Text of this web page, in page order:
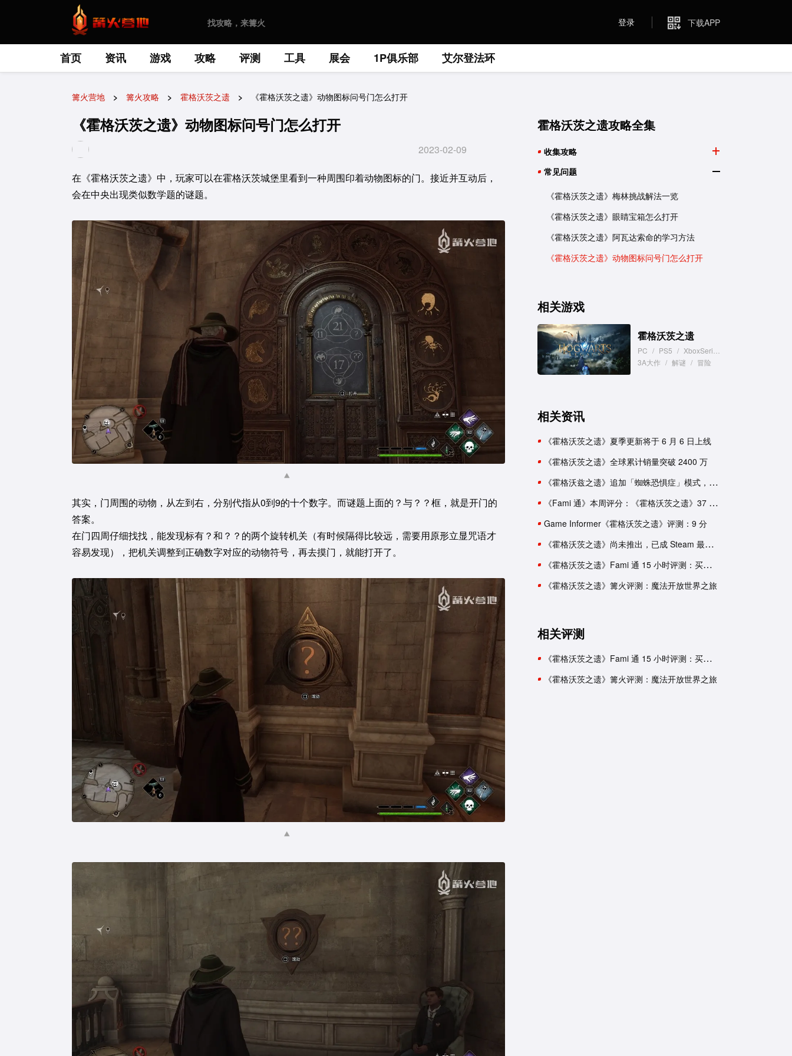
登录 下载APP
首页 资讯 游戏 攻略 评测 工具 展会 1P俱乐部 艾尔登法环
篝火营地 篝火攻略 霍格沃茨之遗 《霍格沃茨之遗》动物图标问号门怎么打开
《霍格沃茨之遗》动物图标问号门怎么打开
2023-02-09
在《霍格沃茨之遗》中，玩家可以在霍格沃茨城堡里看到一种周围印着动物图标的门。接近并互动后，
会在中央出现类似数学题的谜题。
其实，门周围的动物，从左到右，分别代指从0到9的十个数字。而谜题上面的？与？？框，就是开门的
答案。
在门四周仔细找找，能发现标有？和？？的两个旋转机关（有时候隔得比较远，需要用原形立显咒语才
容易发现），把机关调整到正确数字对应的动物符号，再去摸门，就能打开了。
霍格沃茨之遗攻略全集
收集攻略
常见问题
《霍格沃茨之遗》梅林挑战解法一览
《霍格沃茨之遗》眼睛宝箱怎么打开
《霍格沃茨之遗》阿瓦达索命的学习方法
《霍格沃茨之遗》动物图标问号门怎么打开
相关游戏
霍格沃茨之遗
PC / PS5 / XboxSeries
3A大作 / 解谜 / 冒险
相关资讯
《霍格沃茨之遗》夏季更新将于 6 月 6 日上线
《霍格沃茨之遗》全球累计销量突破 2400 万
《霍格沃兹之遗》追加「蜘蛛恐惧症」模式，减少玩家不适
《Fami 通》本周评分：《霍格沃茨之遗》37 分荣登白金殿堂
Game Informer《霍格沃茨之遗》评测：9 分
《霍格沃茨之遗》尚未推出，已成 Steam 最火的游戏之一
《霍格沃茨之遗》Fami 通 15 小时评测：买游戏附赠主题乐园
《霍格沃茨之遗》篝火评测：魔法开放世界之旅
相关评测
《霍格沃茨之遗》Fami 通 15 小时评测：买游戏附赠主题乐园
《霍格沃茨之遗》篝火评测：魔法开放世界之旅